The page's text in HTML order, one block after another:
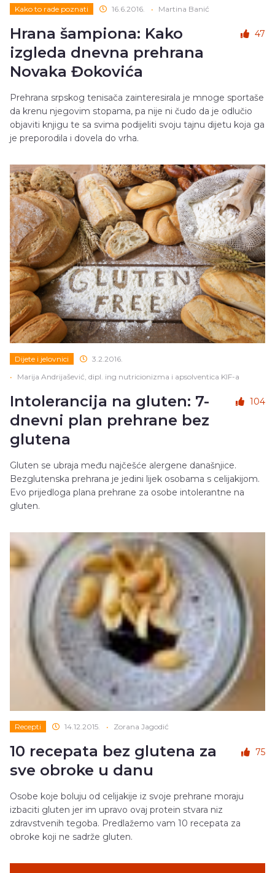
Kako to rade poznati 16.6.2016. • Martina Banić
Hrana šampiona: Kako
izgleda dnevna prehrana
Novaka Đokovića
47
Prehrana srpskog tenisača zainteresirala je mnoge sportaše
da krenu njegovim stopama, pa nije ni čudo da je odlučio
objaviti knjigu te sa svima podijeliti svoju tajnu dijetu koja ga
je preporodila i dovela do vrha.
Dijete i jelovnici
3.2.2016.
•
Marija Andrijašević, dipl. ing nutricionizma i apsolventica KIF-a
Intolerancija na gluten: 7-
dnevni plan prehrane bez
glutena
104
Gluten se ubraja među najčešće alergene današnjice.
Bezglutenska prehrana je jedini lijek osobama s celijakijom.
Evo prijedloga plana prehrane za osobe intolerantne na
gluten.
Recepti 14.12.2015. • Zorana Jagodić
10 recepata bez glutena za
sve obroke u danu
75
Osobe koje boluju od celijakije iz svoje prehrane moraju
izbaciti gluten jer im upravo ovaj protein stvara niz
zdravstvenih tegoba. Predlažemo vam 10 recepata za
obroke koji ne sadrže gluten.